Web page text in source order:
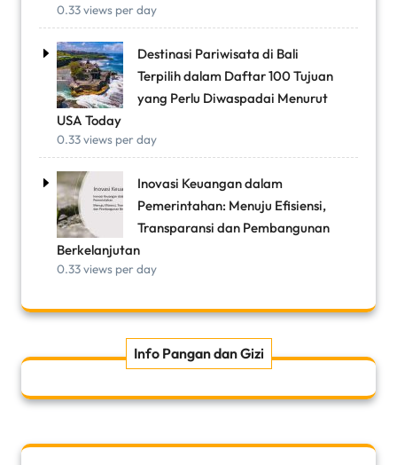
0.33 views per day
Destinasi Pariwisata di Bali
Terpilih dalam Daftar 100 Tujuan
yang Perlu Diwaspadai Menurut
USA Today
0.33 views per day
Inovasi Keuangan dalam
Pemerintahan: Menuju Efisiensi,
Transparansi dan Pembangunan
Berkelanjutan
0.33 views per day
Info Pangan dan Gizi